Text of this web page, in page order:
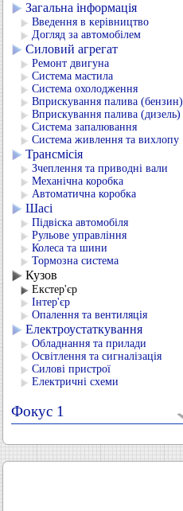
Загальна інформація
Введення в керівництво
Догляд за автомобілем
Силовий агрегат
Ремонт двигуна
Система мастила
Система охолодження
Вприскування палива (бензин)
Вприскування палива (дизель)
Система запалювання
Система живлення та вихлопу
Трансмісія
Зчеплення та приводні вали
Механічна коробка
Автоматична коробка
Шасі
Підвіска автомобіля
Рульове управління
Колеса та шини
Тормозна система
Кузов
Екстер'єр
Інтер'єр
Опалення та вентиляція
Електроустаткування
Обладнання та прилади
Освітлення та сигналізація
Силові пристрої
Електричні схеми
Фокус 1